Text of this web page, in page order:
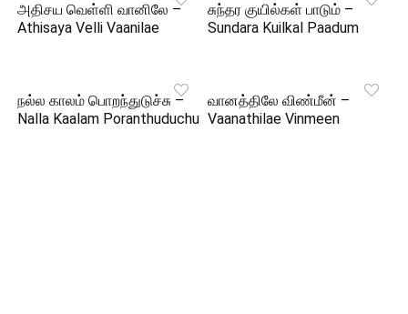
அதிசய வெள்ளி வானிலே –
Athisaya Velli Vaanilae
சுந்தர குயில்கள் பாடும் –
Sundara Kuilkal Paadum
நல்ல காலம் பொறந்துடுச்சு –
Nalla Kaalam Poranthuduchu
வானத்திலே விண்மீன் –
Vaanathilae Vinmeen